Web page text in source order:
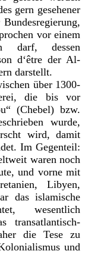
gern gesehener
vor einem
darf, dessen
d‘être der Al-
darstellt.
über 1300-
die bis vor
(Chebel) bzw.
wurde,
wird, damit
Im Gegenteil:
waren noch
und vorne mit
Libyen,
das islamische
wesentlich
transatlantisch-
die Tese zu
und